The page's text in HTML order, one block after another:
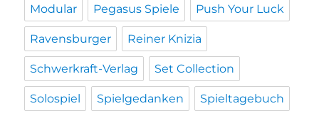
Modular Pegasus Spiele Push Your Luck
Ravensburger Reiner Knizia
Schwerkraft-Verlag Set Collection
Solospiel Spielgedanken Spieltagebuch